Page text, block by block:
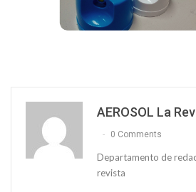
AEROSOL La
0 Comments
Departamento de
revista